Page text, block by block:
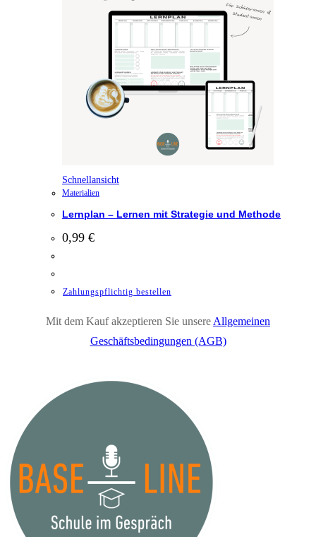
Schnellansicht
Materialien
Lernplan – Lernen mit Strategie und Methode
0,99 €
Zahlungspflichtig bestellen
Mit dem Kauf akzeptieren Sie unsere Allgemeinen
Geschäftsbedingungen (AGB)